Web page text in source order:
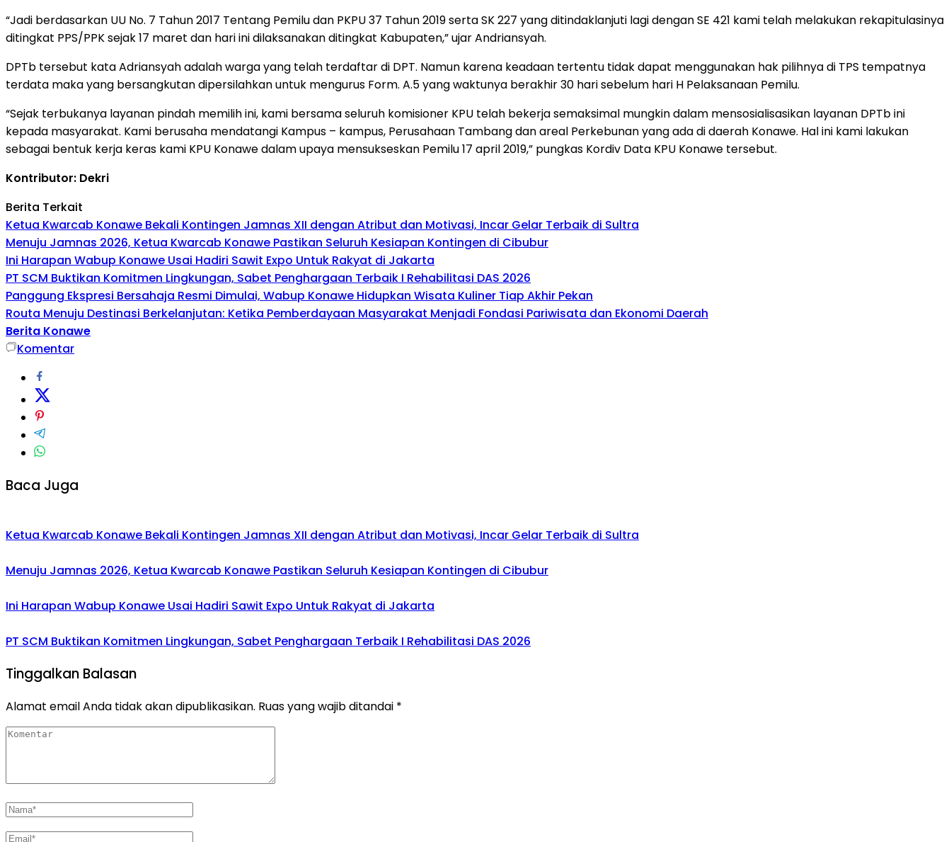
“Jadi berdasarkan UU No. 7 Tahun 2017 Tentang Pemilu dan PKPU 37 Tahun 2019 serta SK 227 yang ditindaklanjuti lagi dengan SE 421 kami telah melakukan rekapitulasinya
ditingkat PPS/PPK sejak 17 maret dan hari ini dilaksanakan ditingkat Kabupaten,” ujar Andriansyah.
DPTb tersebut kata Adriansyah adalah warga yang telah terdaftar di DPT. Namun karena keadaan tertentu tidak dapat menggunakan hak pilihnya di TPS tempatnya
terdata maka yang bersangkutan dipersilahkan untuk mengurus Form. A.5 yang waktunya berakhir 30 hari sebelum hari H Pelaksanaan Pemilu.
“Sejak terbukanya layanan pindah memilih ini, kami bersama seluruh komisioner KPU telah bekerja semaksimal mungkin dalam mensosialisasikan layanan DPTb ini
kepada masyarakat. Kami berusaha mendatangi Kampus – kampus, Perusahaan Tambang dan areal Perkebunan yang ada di daerah Konawe. Hal ini kami lakukan
sebagai bentuk kerja keras kami KPU Konawe dalam upaya mensukseskan Pemilu 17 april 2019,” pungkas Kordiv Data KPU Konawe tersebut.
Kontributor: Dekri
Berita Terkait
Ketua Kwarcab Konawe Bekali Kontingen Jamnas XII dengan Atribut dan Motivasi, Incar Gelar Terbaik di Sultra
Menuju Jamnas 2026, Ketua Kwarcab Konawe Pastikan Seluruh Kesiapan Kontingen di Cibubur
Ini Harapan Wabup Konawe Usai Hadiri Sawit Expo Untuk Rakyat di Jakarta
PT SCM Buktikan Komitmen Lingkungan, Sabet Penghargaan Terbaik I Rehabilitasi DAS 2026
Panggung Ekspresi Bersahaja Resmi Dimulai, Wabup Konawe Hidupkan Wisata Kuliner Tiap Akhir Pekan
Routa Menuju Destinasi Berkelanjutan: Ketika Pemberdayaan Masyarakat Menjadi Fondasi Pariwisata dan Ekonomi Daerah
Berita Konawe
Komentar
Baca Juga
Ketua Kwarcab Konawe Bekali Kontingen Jamnas XII dengan Atribut dan Motivasi, Incar Gelar Terbaik di Sultra
Menuju Jamnas 2026, Ketua Kwarcab Konawe Pastikan Seluruh Kesiapan Kontingen di Cibubur
Ini Harapan Wabup Konawe Usai Hadiri Sawit Expo Untuk Rakyat di Jakarta
PT SCM Buktikan Komitmen Lingkungan, Sabet Penghargaan Terbaik I Rehabilitasi DAS 2026
Tinggalkan Balasan
Alamat email Anda tidak akan dipublikasikan. Ruas yang wajib ditandai *